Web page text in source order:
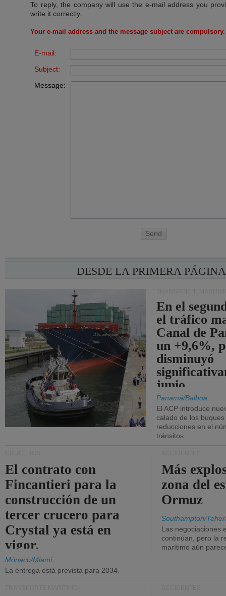
To reply, the company will use the e-mail address you
write it correctly.
Your e-mail address and the message subject are compulsory.
E-mail:
Subject:
Message:
Send
DESDE LA PRIMERA PÁGINA
En el
el tráfico
Canal de
un +9,6%,
disminuyó
junio.
Panamá/Balboa
El ACP introduce
calado de los
reducciones en el
tránsitos.
El contrato con
Fincantieri para la
construcción de un
tercer crucero para
Crystal ya está en
vigor.
Mónaco/Miami
La entrega está prevista para 2034.
Más
zona del
Ormuz
Southampton/
Las negociaciones
continúan, pero la
marítimo aún